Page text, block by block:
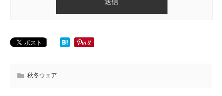
秋冬ウェア